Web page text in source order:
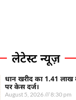
लेटेस्ट न्यूज़
धान खरीद का 1.41
पर केस दर्ज।
August 5, 2026 8:30 pm